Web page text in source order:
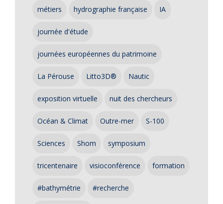
métiers hydrographie française IA
journée d'étude
journées européennes du patrimoine
La Pérouse Litto3D® Nautic
exposition virtuelle nuit des chercheurs
Océan & Climat Outre-mer S-100
Sciences Shom symposium
tricentenaire visioconférence formation
#bathymétrie #recherche